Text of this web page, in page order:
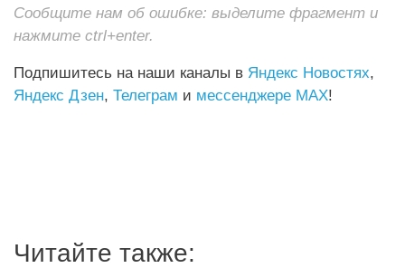
Сообщите нам об ошибке: выделите фрагмент и
нажмите ctrl+enter.
Подпишитесь на наши каналы в Яндекс Новостях,
Яндекс Дзен, Телеграм и мессенджере MAX!
Читайте также: